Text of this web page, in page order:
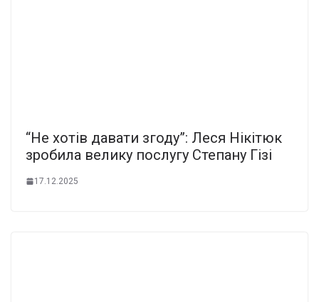
“Не хотів давати згоду”: Леся Нікітюк
зробила велику послугу Степану Гізі
17.12.2025